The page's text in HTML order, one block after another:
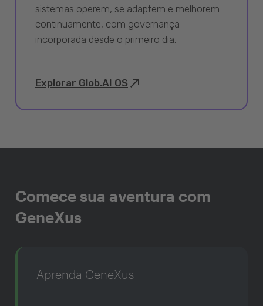
sistemas operem, se adaptem e melhorem
continuamente, com governança
incorporada desde o primeiro dia.
Explorar Glob.AI OS
Comece sua aventura com
GeneXus
Aprenda GeneXus